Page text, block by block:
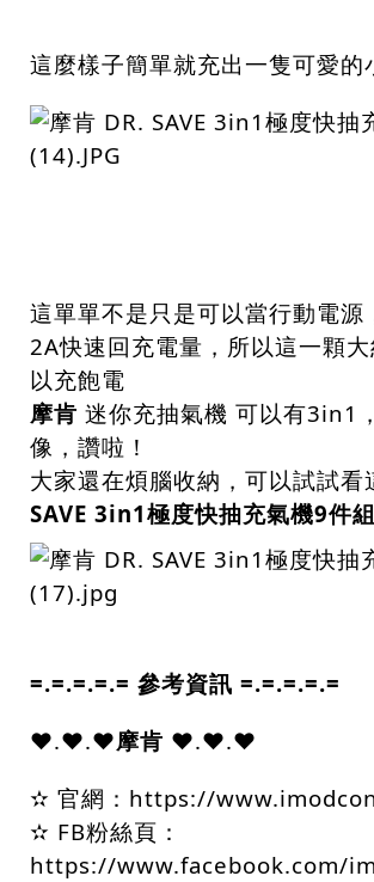
這麼樣子簡單就充出一隻可愛的
這單單不是只是可以當行動電源
2A快速回充電量，所以這一顆
以充飽電
摩肯 迷你充抽氣機 可以有3in1
像，讚啦！
大家還在煩腦收納，可以試試看
SAVE 3in1極度快抽充氣機9件組
=.=.=.=.= 參考資訊 =.=.=.=.=
❤.❤.❤摩肯 ❤.❤.❤
✫ 官網 ：https://
✫ FB粉絲頁：
https://www.facebook.com/